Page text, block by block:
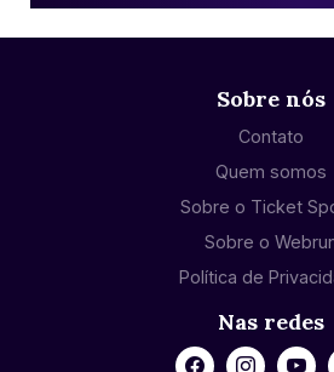
Sobre nós
Contato
Quem somos
Sobre o Ticket
Sobre o
Política de
Nas redes